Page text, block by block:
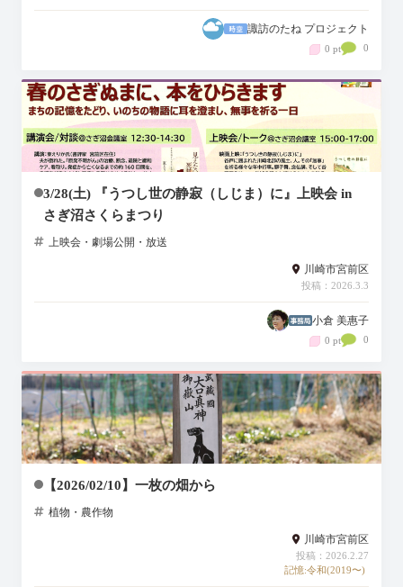
諏訪のたね プロジェクト
0 pt 0
3/28(土) 『うつし世の静寂（しじま）に』上映会 in
さぎ沼さくらまつり
上映会・劇場公開・放送
川崎市宮前区
投稿：2026.3.3
小倉 美惠子
0 pt 0
【2026/02/10】一枚の畑から
植物・農作物
川崎市宮前区
投稿：2026.2.27
記憶:令和(2019〜)